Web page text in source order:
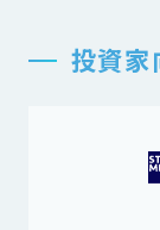
投資家